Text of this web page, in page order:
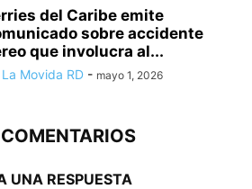
del Caribe emite
sobre accidente
que involucra al...
La Movida RD - mayo 1, 2026
UNA RESPUESTA